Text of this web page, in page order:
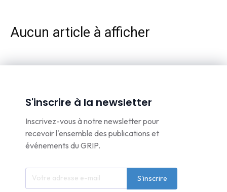
Aucun article à afficher
S'inscrire à la newsletter
Inscrivez-vous à notre newsletter pour
recevoir l'ensemble des publications et
événements du GRIP.
S'inscrire